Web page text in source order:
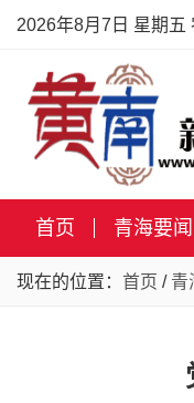
2026年8月7日 星期五
首页 青海要闻
现在的位置： 首页 / 青